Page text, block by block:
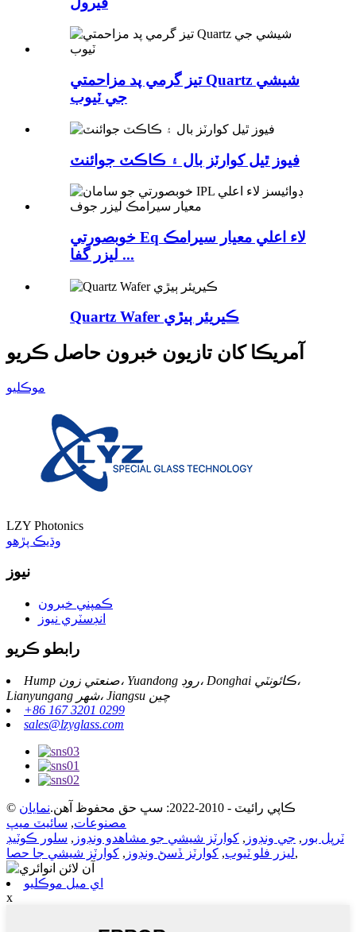
تيز گرمي پد مزاحمتي Quartz شيشي
جي ٽيوب
فيوز ٿيل کوارٽز بال ۽ ڪاڪٽ جوائنٽ
خوبصورتي Eq لاء اعلي معيار سيرامڪ
ليزر گفا ...
Quartz Wafer ڪيريئر ٻيڙي
آمريڪا کان تازيون خبرون حاصل ڪريو
موڪليو
LZY Photonics
وڌيڪ پڙهو
نيوز
ڪمپني خبرون
انڊسٽري نيوز
رابطو ڪريو
Hump ​​صنعتي زون، Yuandong روڊ، Donghai ڪائونٽي،
Lianyungang شهر، Jiangsu چين
+86 167 3201 0299
sales@lzyglass.com
© ڪاپي رائيٽ - 2010-2022: سڀ حق محفوظ آهن.
نمايان
مصنوعات, سائيٽ ميپ
ٽرپل بور , جي ونڊوز , کوارٽز شيشي جو مشاهدو ونڊوز , سلور ڪوٽيڊ
ليزر فلو ٽيوب, کوارٽز ڏسڻ ونڊوز , کوارٽز شيشي جا حصا ,
اي ميل موڪليو
x